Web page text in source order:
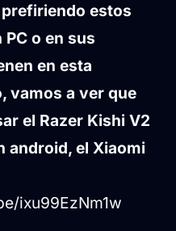
estos
o en sus
en esta
vamos a ver que
el Razer Kishi V2
android, el Xiaomi
ixu99EzNm1w